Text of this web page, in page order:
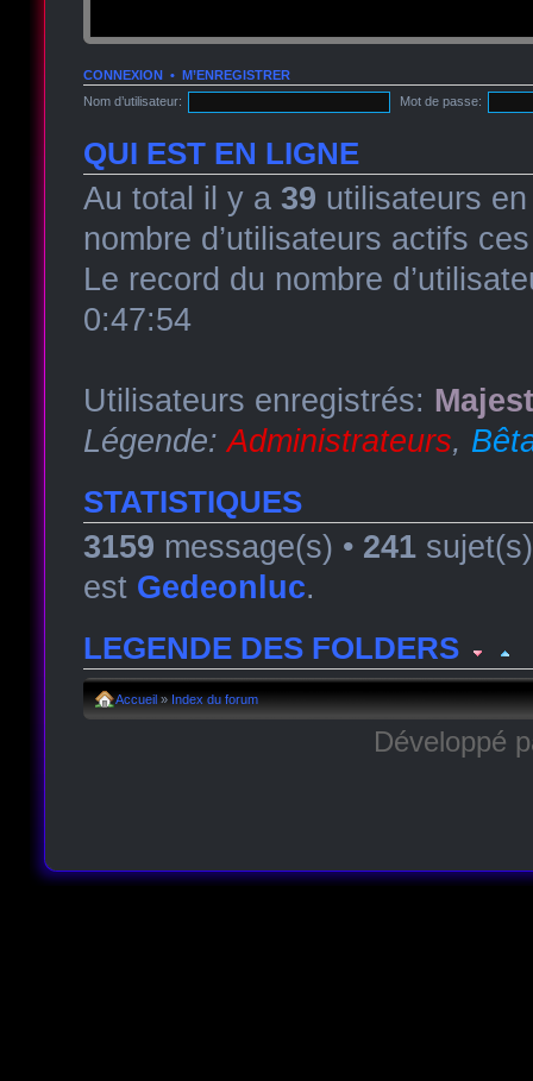
CONNEXION • M’ENREGISTRER
Nom d’utilisateur:
Mot de passe:
QUI EST EN LIGNE
Au total il y a 39 utilisateurs
nombre d’utilisateurs actifs
Le record du nombre
0:47:54
Utilisateurs enregistrés:
Légende:Administrateurs,
STATISTIQUES
3159 message(s) • 241
est Gedeonluc.
LEGENDE DES FOLDERS
Forum avec sous-
Accueil » Index du forum
Développé